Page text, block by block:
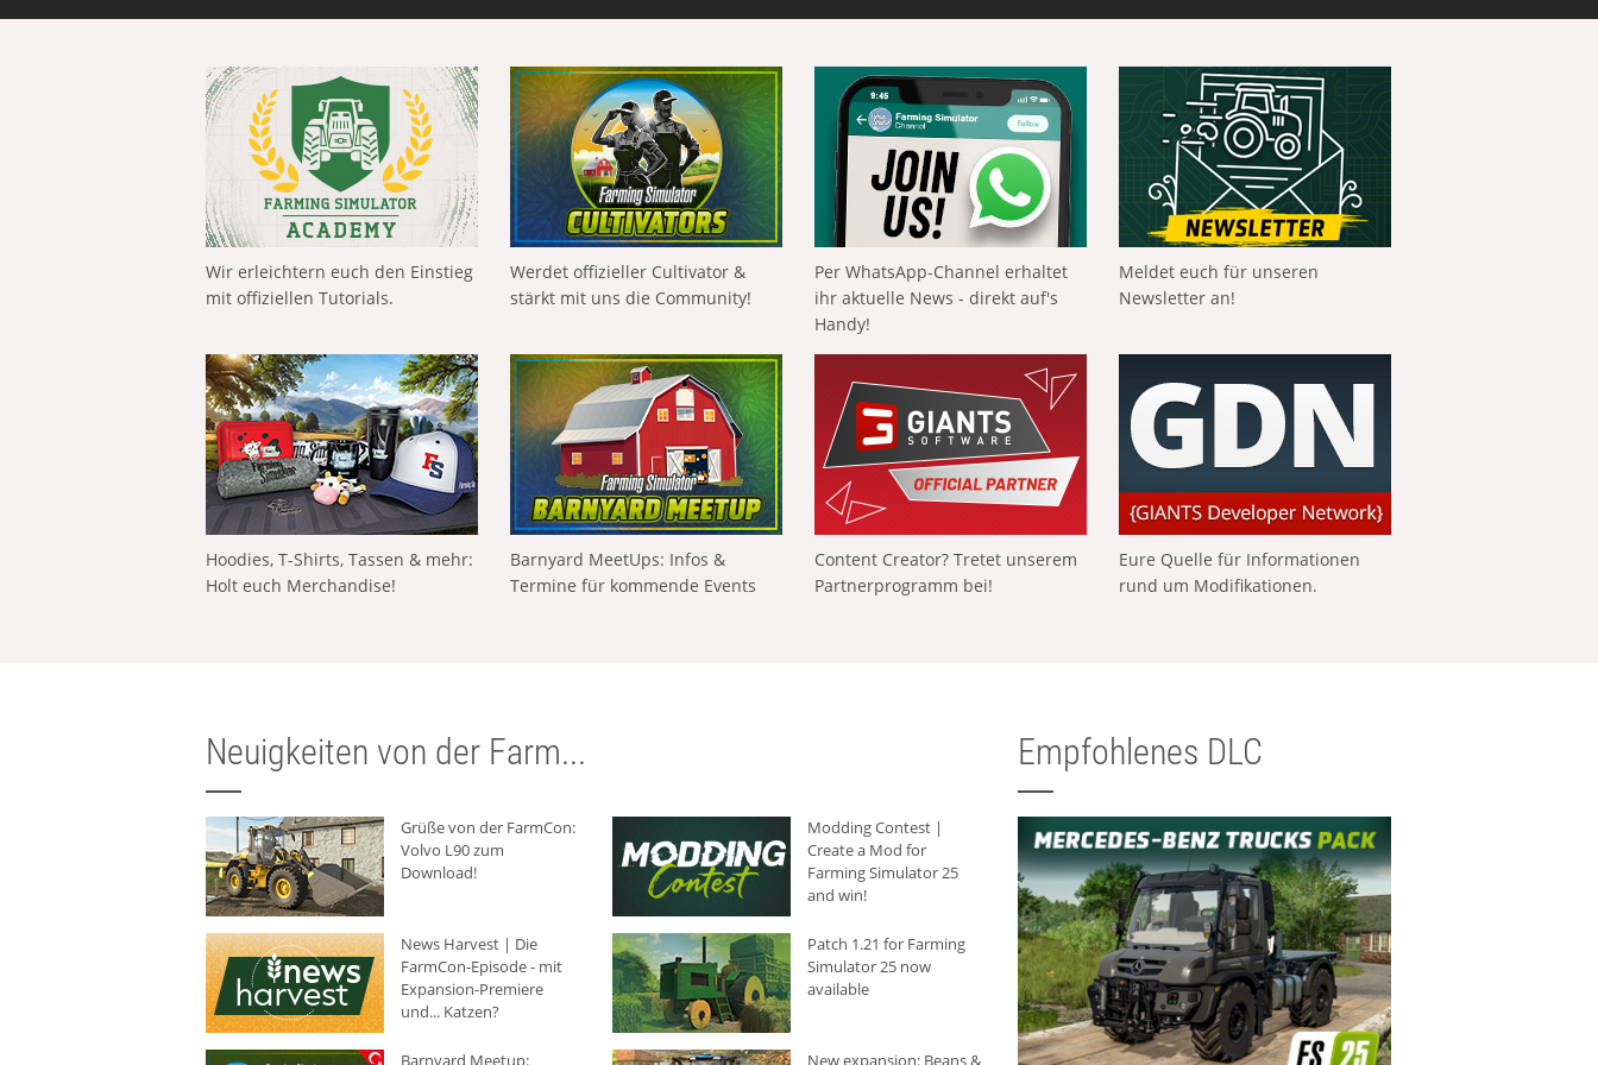
Wir erleichtern euch den Einstieg
mit offiziellen Tutorials.
Werdet offizieller Cultivator &
stärkt mit uns die Community!
Per WhatsApp-Channel erhaltet
ihr aktuelle News - direkt auf's
Handy!
Meldet euch für unseren
Newsletter an!
Hoodies, T-Shirts, Tassen & mehr:
Holt euch Merchandise!
Barnyard MeetUps: Infos &
Termine für kommende Events
Content Creator? Tretet unserem
Partnerprogramm bei!
Eure Quelle für Informationen
rund um Modifikationen.
Neuigkeiten von der Farm...
Grüße von der FarmCon:
Volvo L90 zum
Download!
Modding Contest |
Create a Mod for
Farming Simulator 25
and win!
News Harvest | Die
FarmCon-Episode - mit
Expansion-Premiere
und... Katzen?
Patch 1.21 for Farming
Simulator 25 now
available
Empfohlenes DLC